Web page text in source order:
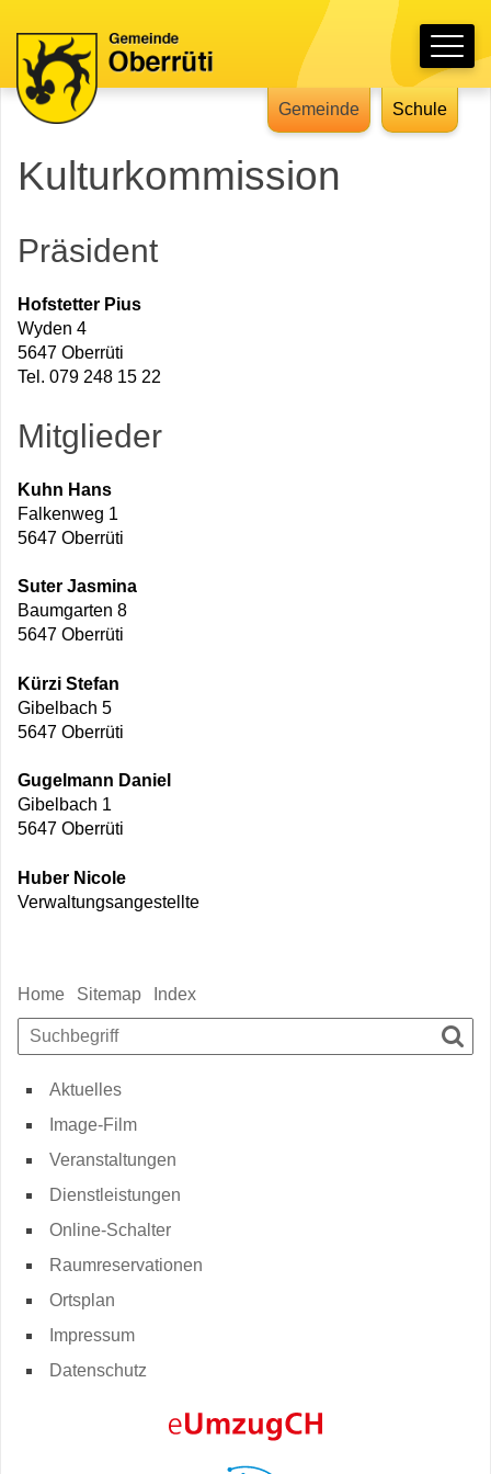
Navigieren in Oberrüti
Gemeinde Schule
Kulturkommission
Präsident
Hofstetter Pius
Wyden 4
5647 Oberrüti
Tel. 079 248 15 22
Mitglieder
Kuhn Hans
Falkenweg 1
5647 Oberrüti
Suter Jasmina
Baumgarten 8
5647 Oberrüti
Kürzi Stefan
Gibelbach 5
5647 Oberrüti
Gugelmann Daniel
Gibelbach 1
5647 Oberrüti
Huber Nicole
Verwaltungsangestellte
Sidebar
Home Sitemap
Index
Suchbegriff
Aktuelles
Image-Film
Veranstaltungen
Dienstleistungen
Online-Schalter
Raumreservationen
Ortsplan
Impressum
Datenschutz